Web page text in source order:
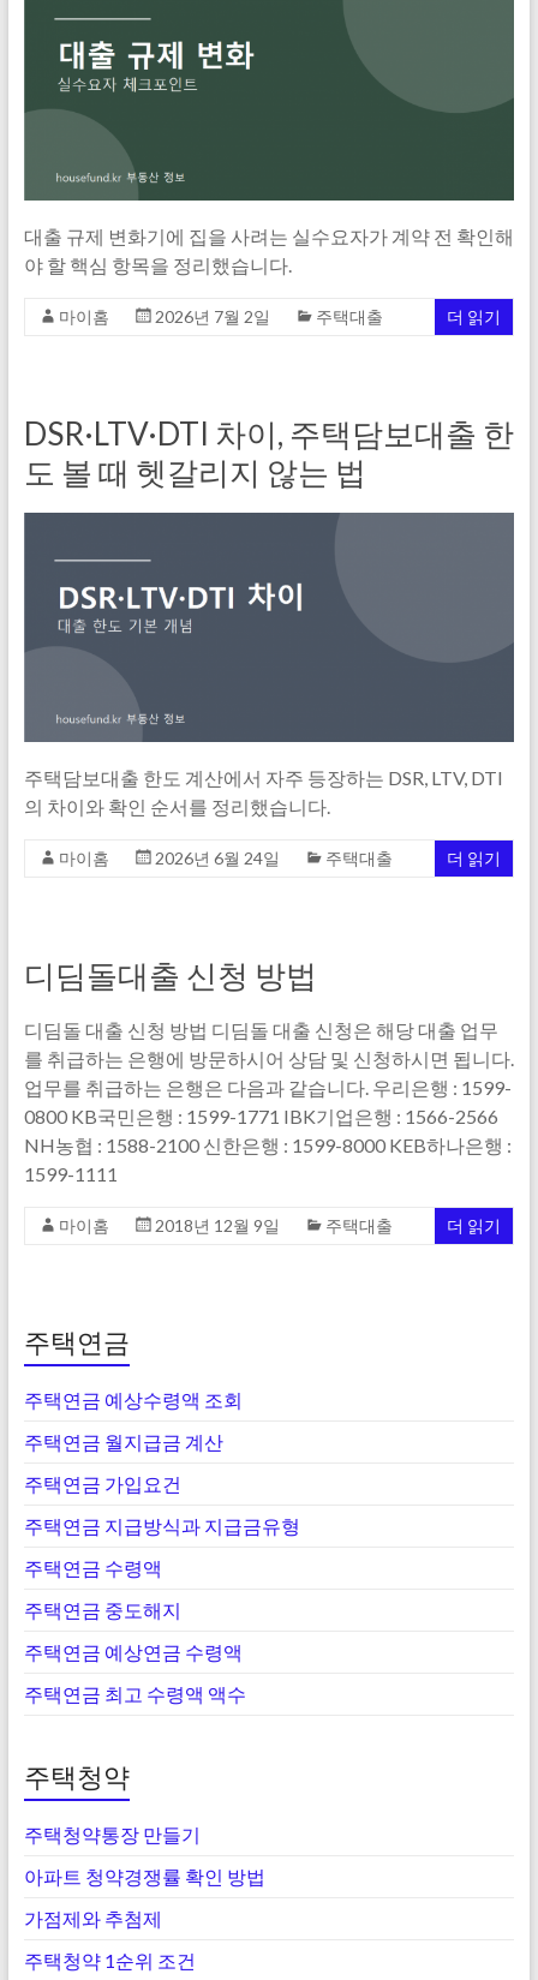
대출 규제 변화기에 집을 사려는 실수요자가 계약 전 확인해
야 할 핵심 항목을 정리했습니다.
마이홈 2026년 7월 2일 주택대출 더 읽기
DSR·LTV·DTI 차이, 주택담보대출 한
도 볼 때 헷갈리지 않는 법
주택담보대출 한도 계산에서 자주 등장하는 DSR, LTV, DTI
의 차이와 확인 순서를 정리했습니다.
마이홈 2026년 6월 24일 주택대출 더 읽기
디딤돌대출 신청 방법
디딤돌 대출 신청 방법 디딤돌 대출 신청은 해당 대출 업무
를 취급하는 은행에 방문하시어 상담 및 신청하시면 됩니다.
업무를 취급하는 은행은 다음과 같습니다. 우리은행 : 1599-
0800 KB국민은행 : 1599-1771 IBK기업은행 : 1566-2566
NH농협 : 1588-2100 신한은행 : 1599-8000 KEB하나은행 :
1599-1111
마이홈 2018년 12월 9일 주택대출 더 읽기
주택연금
주택연금 예상수령액 조회
주택연금 월지급금 계산
주택연금 가입요건
주택연금 지급방식과 지급금유형
주택연금 수령액
주택연금 중도해지
주택연금 예상연금 수령액
주택연금 최고 수령액 액수
주택청약
주택청약통장 만들기
아파트 청약경쟁률 확인 방법
가점제와 추첨제
주택청약 1순위 조건